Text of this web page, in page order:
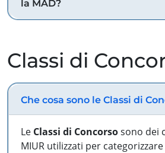
la MAD?
Classi di
Che cosa sono le Classi di
Le Classi di Concorsosono dei
MIUR utilizzati per